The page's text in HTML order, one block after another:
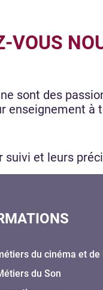
VOUS
sont des
enseignement à
suivi et leurs
du cinéma et de
du Son